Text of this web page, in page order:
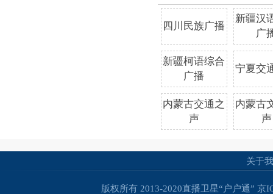
四川民族广播
新疆汉
广
新疆柯语综合
广播
宁夏交
内蒙古交通之
声
内蒙古
声
关于
版权所有 2013-2020直播卫星“户户通” 京